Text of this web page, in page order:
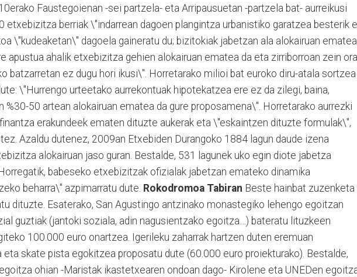
Faustegoienan -sei partzela- eta Arripausuetan -partzela bat- aurreikusi
etxebizitza berriak \"indarrean dagoen plangintza urbanistiko garatzea besterik
\"kudeaketan\" dagoela gaineratu du; bizitokiak jabetzan ala alokairuan
apustua ahalik etxebizitza gehien alokairuan ematea da eta zirriborroan zein
batzarretan ez dugu hori ikusi\". Horretarako milioi bat euroko diru-atala sortzea
\"Hurrengo urteetako aurrekontuak hipotekatzea ere ez da zilegi, baina,
%30-50 artean alokairuan ematea da gure proposamena\". Horretarako aurrezki
erakundeek ematen dituzte aukerak eta \"eskaintzen dituzte formulak\",
Azaldu dutenez, 2009an Etxebiden Durangoko 1884 lagun daude izena
alokairuan jaso guran. Bestalde, 531 lagunek uko egin diote jabetza
babeseko etxebizitzak ofizialak jabetzan emateko dinamika
beharra\" azpimarratu dute. Rokodromoa Tabiran Beste hainbat zuzenketa
dituzte. Esaterako, San Agustingo antzinako monastegiko lehengo egoitzan
guztiak (jantoki soziala, adin nagusientzako egoitza…) bateratu lituzkeen
100.000 euro onartzea. Igerileku zaharrak hartzen duten eremuan
eta skate pista egokitzea proposatu dute (60.000 euro proiekturako). Bestalde,
ohian -Maristak ikastetxearen ondoan dago- Kirolene eta UNEDen